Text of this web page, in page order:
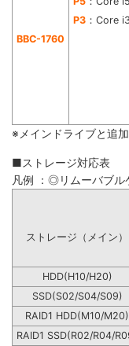
BBC-1760
P3 ：Core i3
※メインドライブと追
■ストレージ対応表
凡例 ：◎リムーバブ
ストレージ（メイン）
HDD(H10/H20)
SSD(S02/S04/S09)
RAID1 HDD(M10/M20)
RAID1 SSD(R02/R04/